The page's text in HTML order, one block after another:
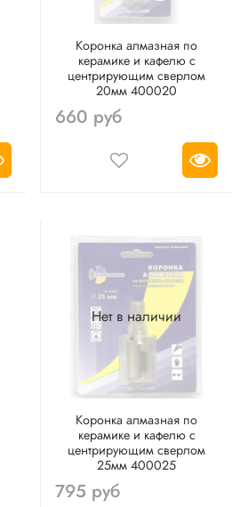
Коронка алмазная по
керамике и кафелю с
центрирующим сверлом
20мм 400020
660 руб
Нет в наличии
Коронка алмазная по
керамике и кафелю с
центрирующим сверлом
25мм 400025
795 руб